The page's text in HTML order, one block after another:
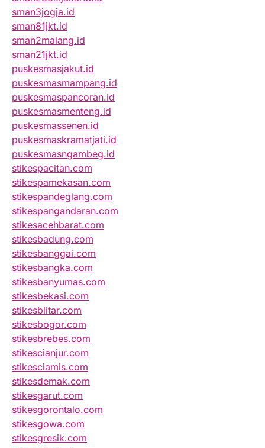
sman3jogja.id
sman81jkt.id
sman2malang.id
sman21jkt.id
puskesmasjakut.id
puskesmasmampang.id
puskesmaspancoran.id
puskesmasmenteng.id
puskesmassenen.id
puskesmaskramatjati.id
puskesmasngambeg.id
stikespacitan.com
stikespamekasan.com
stikespandeglang.com
stikespangandaran.com
stikesacehbarat.com
stikesbadung.com
stikesbanggai.com
stikesbangka.com
stikesbanyumas.com
stikesbekasi.com
stikesblitar.com
stikesbogor.com
stikesbrebes.com
stikescianjur.com
stikesciamis.com
stikesdemak.com
stikesgarut.com
stikesgorontalo.com
stikesgowa.com
stikesgresik.com